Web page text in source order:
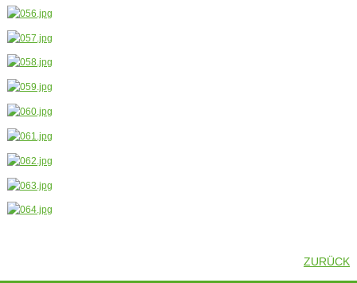
ZURÜCK